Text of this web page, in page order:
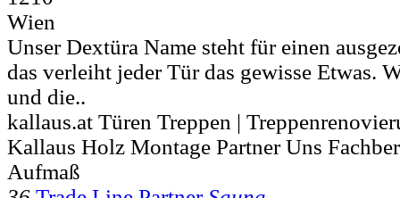
Wien
Unser Dextüra Name steht für einen
das verleiht jeder Tür das gewisse Etwas.
und die..
kallaus.at Türen Treppen |
Kallaus Holz Montage Partner Uns
Aufmaß